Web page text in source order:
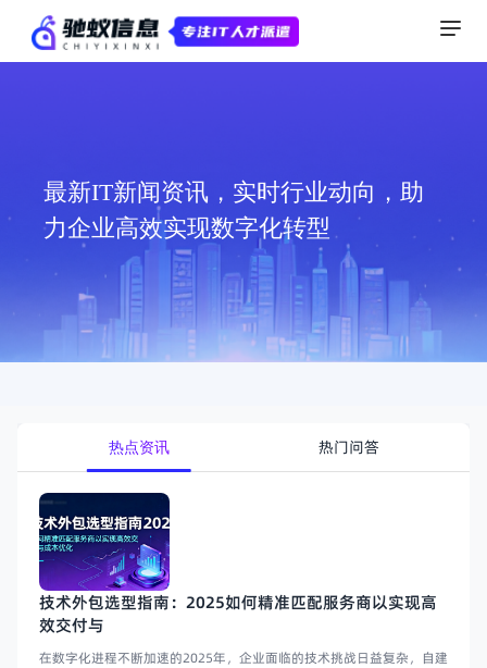
最新IT新闻资讯，实时行业动向，助
力企业高效实现数字化转型
热点资讯 热门问答
技术外包选型指南：2025如何精准匹配服务商以实现高
效交付与
在数字化进程不断加速的2025年，企业面临的技术挑战日益复杂，自建